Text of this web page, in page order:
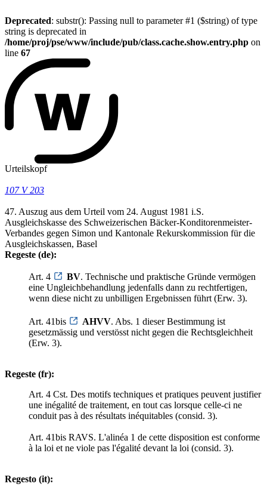
Deprecated: substr(): Passing null to parameter #1 ($string) of type
string is deprecated in
/home/proj/pse/www/include/pub/class.cache.show.entry.php on
line 67
Urteilskopf
107 V 203
47. Auszug aus dem Urteil vom 24. August 1981 i.S.
Ausgleichskasse des Schweizerischen Bäcker-Konditorenmeister-
Verbandes gegen Simon und Kantonale Rekurskommission für die
Ausgleichskassen, Basel
Regeste (de):
Art. 4 BV. Technische und praktische Gründe vermögen
eine Ungleichbehandlung jedenfalls dann zu rechtfertigen,
wenn diese nicht zu unbilligen Ergebnissen führt (Erw. 3).
Art. 41bis AHVV. Abs. 1 dieser Bestimmung ist
gesetzmässig und verstösst nicht gegen die Rechtsgleichheit
(Erw. 3).
Regeste (fr):
Art. 4 Cst. Des motifs techniques et pratiques peuvent justifier
une inégalité de traitement, en tout cas lorsque celle-ci ne
conduit pas à des résultats inéquitables (consid. 3).
Art. 41bis RAVS. L'alinéa 1 de cette disposition est conforme
à la loi et ne viole pas l'égalité devant la loi (consid. 3).
Regesto (it):